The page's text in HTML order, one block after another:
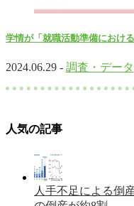
学情が「就職活動準備におけ
2024.06.29 - 調査・データ
人気の記事
人手不足による倒